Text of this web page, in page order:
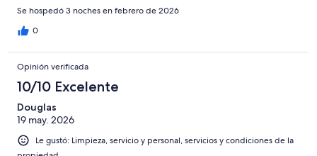
Se hospedó 3 noches en febrero de 2026
0
Opinión verificada
10/10 Excelente
Douglas
19 may. 2026
Le gustó: Limpieza, servicio y personal, servicios y condiciones de la